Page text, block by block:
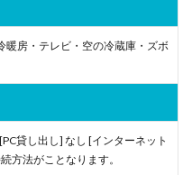
暖房・テレビ・空の冷蔵庫・ズボ
貸し出し] なし [インターネット
方法がことなります。